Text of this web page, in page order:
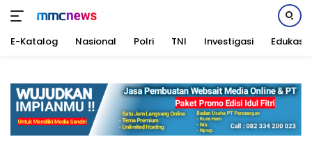
konten
E-Katalog Nasional Polri TNI Investigasi Edukasi